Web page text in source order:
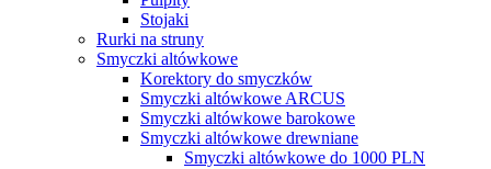
Stojaki
Rurki na struny
Smyczki altówkowe
Korektory do smyczków
Smyczki altówkowe ARCUS
Smyczki altówkowe barokowe
Smyczki altówkowe drewniane
Smyczki altówkowe do 1000 PLN